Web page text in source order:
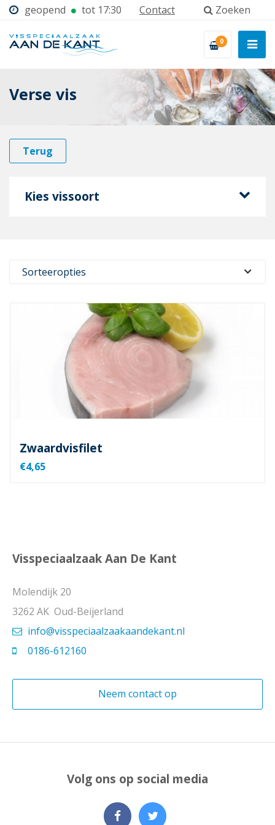
geopend tot 17:30 Contact Zoeken
0
Verse vis
Terug
Kies vissoort
Zwaardvisfilet
€4,65
Visspeciaalzaak Aan De Kant
Molendijk 20
3262 AK Oud-Beijerland
info@visspeciaalzaakaandekant.nl
0186-612160
Neem contact op
Volg ons op social media